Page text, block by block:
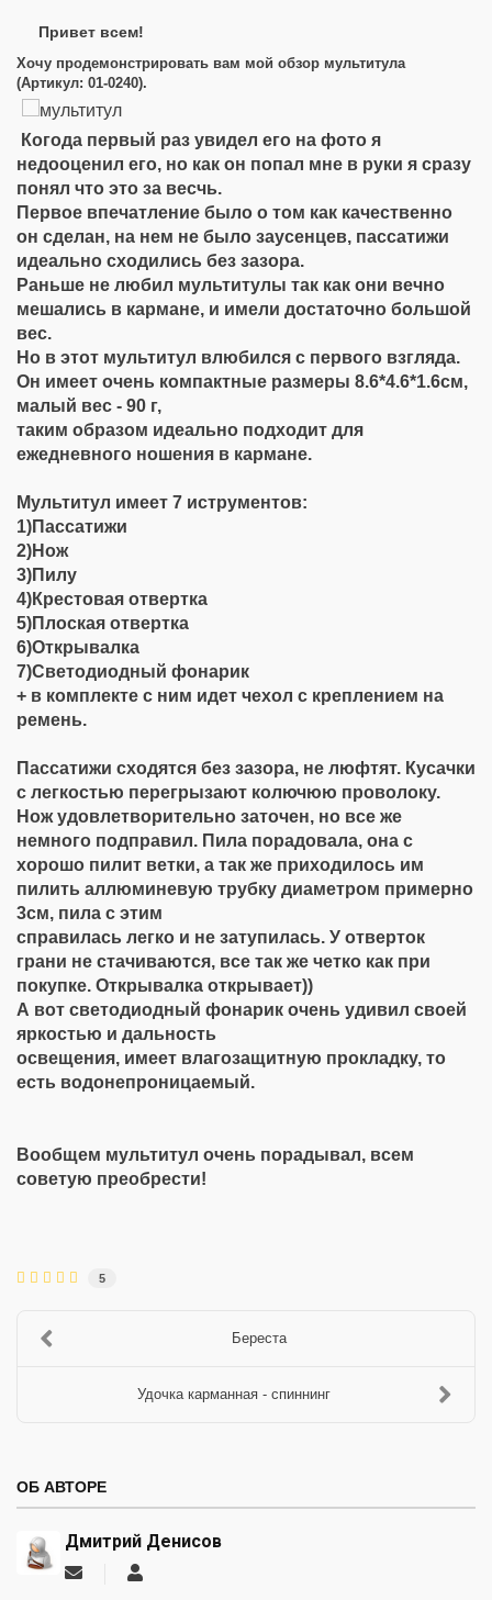
Привет всем!
Хочу продемонстрировать вам мой обзор мультитула
(Артикул: 01-0240).
Когода первый раз увидел его на фото я
недооценил его, но как он попал мне в руки я сразу
понял что это за весчь.
Первое впечатление было о том как качественно
он сделан, на нем не было заусенцев, пассатижи
идеально сходились без зазора.
Раньше не любил мультитулы так как они вечно
мешались в кармане, и имели достаточно большой
вес.
Но в этот мультитул влюбился с первого взгляда.
Он имеет очень компактные размеры 8.6*4.6*1.6см,
малый вес - 90 г,
таким образом идеально подходит для
ежедневного ношения в кармане.
Мультитул имеет 7 иструментов:
1)Пассатижи
2)Нож
3)Пилу
4)Крестовая отвертка
5)Плоская отвертка
6)Открывалка
7)Светодиодный фонарик
+ в комплекте с ним идет чехол с креплением на
ремень.
Пассатижи сходятся без зазора, не люфтят. Кусачки
с легкостью перегрызают колючюю проволоку.
Нож удовлетворительно заточен, но все же
немного подправил. Пила порадовала, она с
хорошо пилит ветки, а так же приходилось им
пилить аллюминевую трубку диаметром примерно
3см, пила с этим
справилась легко и не затупилась. У отверток
грани не стачиваются, все так же четко как при
покупке. Открывалка открывает))
А вот светодиодный фонарик очень удивил своей
яркостью и дальность
освещения, имеет влагозащитную прокладку, то
есть водонепроницаемый.
Вообщем мультитул очень порадывал, всем
советую преобрести!
5
Береста
Удочка карманная - спиннинг
ОБ АВТОРЕ
Дмитрий Денисов
Подписаться